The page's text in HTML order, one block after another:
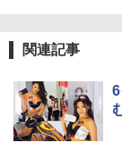
関連記事